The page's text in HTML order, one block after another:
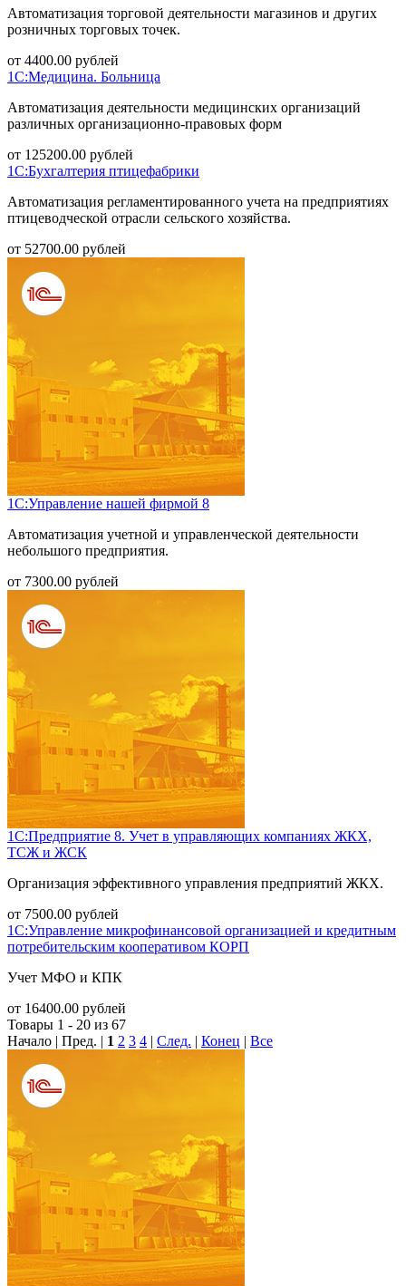
Автоматизация торговой деятельности магазинов и других
розничных торговых точек.
от 4400.00 рублей
1С:Медицина. Больница
Автоматизация деятельности медицинских организаций
различных организационно-правовых форм
от 125200.00 рублей
1С:Бухгалтерия птицефабрики
Автоматизация регламентированного учета на предприятиях
птицеводческой отрасли сельского хозяйства.
от 52700.00 рублей
1С:Управление нашей фирмой 8
Автоматизация учетной и управленческой деятельности
небольшого предприятия.
от 7300.00 рублей
1С:Предприятие 8. Учет в управляющих компаниях ЖКХ,
ТСЖ и ЖСК
Организация эффективного управления предприятий ЖКХ.
от 7500.00 рублей
1С:Управление микрофинансовой организацией и кредитным
потребительским кооперативом КОРП
Учет МФО и КПК
от 16400.00 рублей
Товары 1 - 20 из 67
Начало | Пред. | 1 2 3 4 | След. | Конец | Все